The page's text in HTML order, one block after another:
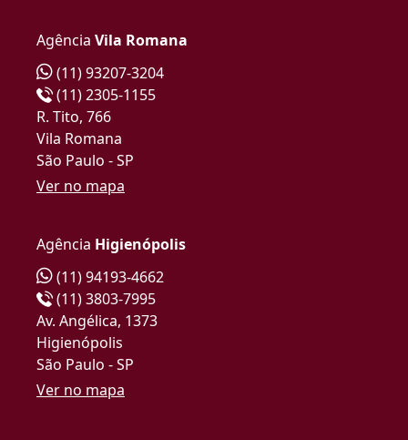
Agência Vila Romana
(11) 93207-3204
(11) 2305-1155
R. Tito, 766
Vila Romana
São Paulo - SP
Ver no mapa
Agência Higienópolis
(11) 94193-4662
(11) 3803-7995
Av. Angélica, 1373
Higienópolis
São Paulo - SP
Ver no mapa